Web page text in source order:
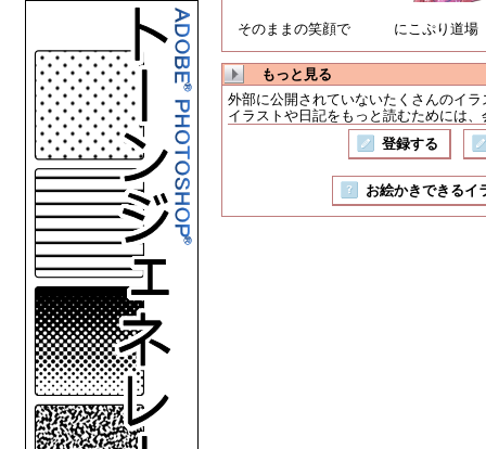
そのままの笑顔で にこぷり道場
もっと見る
外部に公開されていないたくさんのイ
イラストや日記をもっと読むためには
登録する
お絵かきできるイ